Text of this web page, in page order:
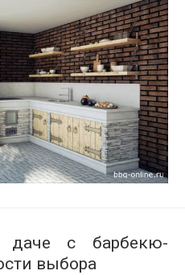
даче с барбекю-
выбора